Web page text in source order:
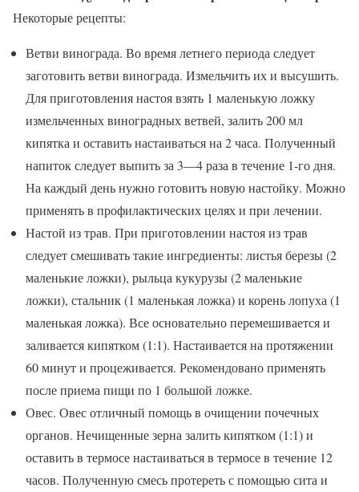
Некоторые рецепты:
Ветви винограда. Во время летнего периода следует
заготовить ветви винограда. Измельчить их и высушить.
Для приготовления настоя взять 1 маленькую ложку
измельченных виноградных ветвей, залить 200 мл
кипятка и оставить настаиваться на 2 часа. Полученный
напиток следует выпить за 3—4 раза в течение 1-го дня.
На каждый день нужно готовить новую настойку. Можно
применять в профилактических целях и при лечении.
Настой из трав. При приготовлении настоя из трав
следует смешивать такие ингредиенты: листья березы (2
маленькие ложки), рыльца кукурузы (2 маленькие
ложки), стальник (1 маленькая ложка) и корень лопуха (1
маленькая ложка). Все основательно перемешивается и
заливается кипятком (1:1). Настаивается на протяжении
60 минут и процеживается. Рекомендовано применять
после приема пищи по 1 большой ложке.
Овес. Овес отличный помощь в очищении почечных
органов. Нечищенные зерна залить кипятком (1:1) и
оставить в термосе настаиваться в термосе в течение 12
часов. Полученную смесь протереть с помощью сита и